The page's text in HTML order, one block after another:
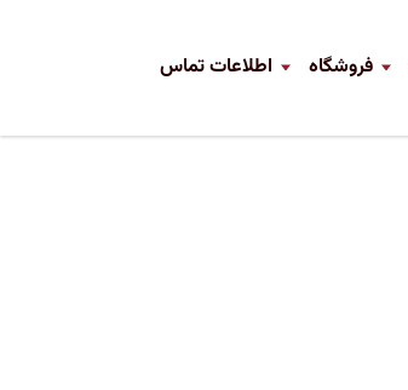
فروشگاه اطلاعات تماس